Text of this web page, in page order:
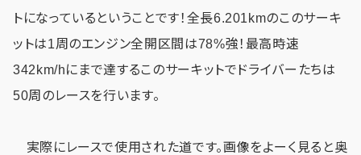
トになっているということです！全長6.201kmのこのサーキ
ットは1周のエンジン全開区間は78%強！最高時速
342km/hにまで達するこのサーキットでドライバーたちは
50周のレースを行います。
実際にレースで使用された道です。画像をよーく見ると奥